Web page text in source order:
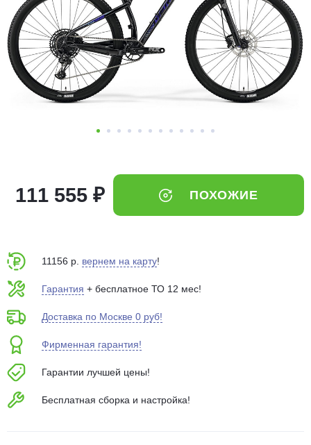
111 555 ₽ ПОХОЖИЕ
11156 р. вернем на карту!
Гарантия + бесплатное ТО 12 мес!
Доставка по Москве 0 руб!
Фирменная гарантия!
Гарантии лучшей цены!
Бесплатная сборка и настройка!
Добавляйте товары
в корзину
Оплачивайте сегодня только
выбранный способом
75% будут
Подробнее
Остались вопросы?